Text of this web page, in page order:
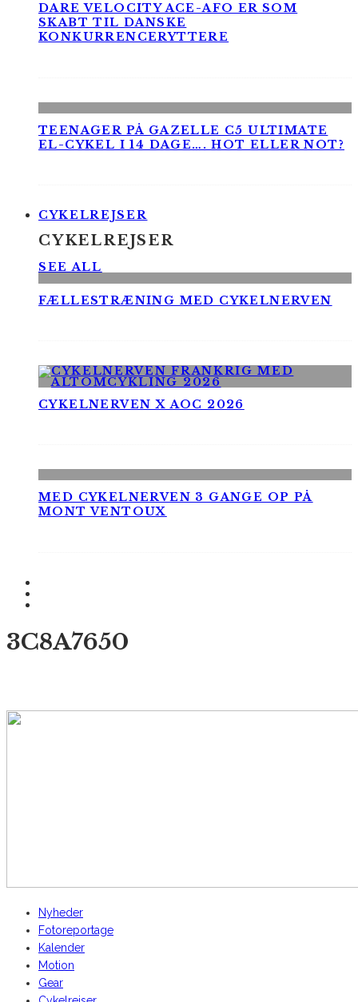
DARE VELOCITY ACE-AFO ER SOM
SKABT TIL DANSKE
KONKURRENCERYTTERE
TEENAGER PÅ GAZELLE C5 ULTIMATE
EL-CYKEL I 14 DAGE…. HOT ELLER NOT?
CYKELREJSER
CYKELREJSER
SEE ALL
FÆLLESTRÆNING MED CYKELNERVEN
CYKELNERVEN X AOC 2026
MED CYKELNERVEN 3 GANGE OP PÅ
MONT VENTOUX
3C8A7650
Nyheder
Fotoreportage
Kalender
Motion
Gear